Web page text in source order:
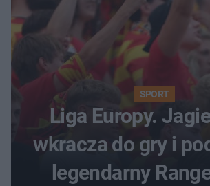
SPORT
Liga Europy.
wkracza do gry i
legendarny